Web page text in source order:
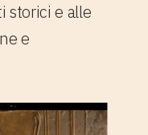
storici e alle
e